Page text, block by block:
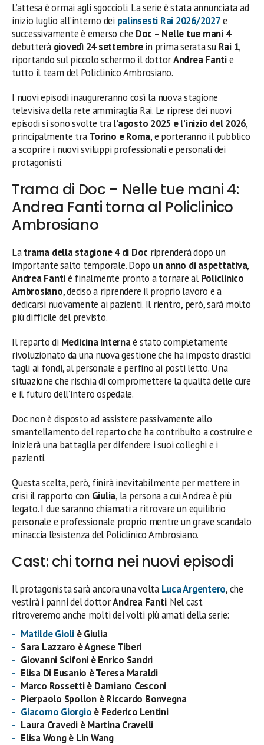
L’attesa è ormai agli sgoccioli. La serie è stata annunciata ad
inizio luglio all’interno dei palinsesti Rai 2026/2027e
successivamente è emerso che Doc – Nelle tue mani 4
debutterà giovedì 24 settembrein prima serata su Rai 1,
riportando sul piccolo schermo il dottorAndrea Fantie
tutto il team del Policlinico Ambrosiano.
I nuovi episodi inaugureranno così la nuova stagione
televisiva della rete ammiraglia Rai. Le riprese dei nuovi
episodi si sono svolte tral’agosto 2025 e l’inizio del 2026,
principalmente traTorino e Roma, e porteranno il pubblico
a scoprire i nuovi sviluppi professionali e personali dei
protagonisti.
Trama di Doc – Nelle tue mani 4:
Andrea Fanti torna al Policlinico
Ambrosiano
Latrama della stagione 4 di Doc riprenderà dopo un
importante salto temporale. Dopo un anno di aspettativa,
Andrea Fantiè finalmente pronto a tornare al Policlinico
Ambrosiano, deciso a riprendere il proprio lavoro e a
dedicarsi nuovamente ai pazienti. Il rientro, però, sarà molto
più difficile del previsto.
Il reparto di Medicina Internaè stato completamente
rivoluzionato da una nuova gestione che ha imposto drastici
tagli ai fondi, al personale e perfino ai posti letto. Una
situazione che rischia di compromettere la qualità delle cure
e il futuro dell’intero ospedale.
Doc non è disposto ad assistere passivamente allo
smantellamento del reparto che ha contribuito a costruire e
inizierà una battaglia per difendere i suoi colleghi e i
pazienti.
Questa scelta, però, finirà inevitabilmente per mettere in
crisi il rapporto con Giulia, la persona a cui Andrea è più
legato. I due saranno chiamati a ritrovare un equilibrio
personale e professionale proprio mentre un grave scandalo
minaccia l’esistenza del Policlinico Ambrosiano.
Cast: chi torna nei nuovi episodi
Il protagonista sarà ancora una volta Luca Argentero, che
vestirà i panni del dottorAndrea Fanti. Nel cast
ritroveremo anche molti dei volti più amati della serie:
Matilde Gioliè Giulia
Sara Lazzaro è Agnese Tiberi
Giovanni Scifoni è Enrico Sandri
Elisa Di Eusanio è Teresa Maraldi
Marco Rossetti è Damiano Cesconi
Pierpaolo Spollon è Riccardo Bonvegna
Giacomo Giorgio è Federico Lentini
Laura Cravedi è Martina Cravelli
Elisa Wong è Lin Wang